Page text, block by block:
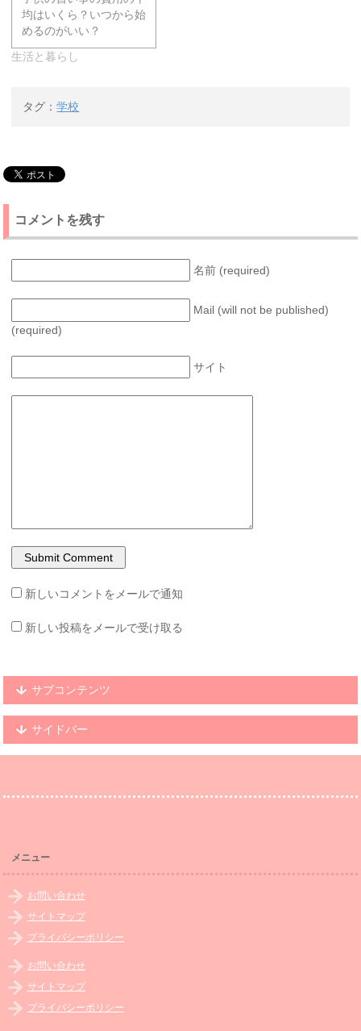
均はいくら？いつから始
めるのがいい？
生活と暮らし
タグ：学校
コメントを残す
名前 (required)
Mail (will not be published)
(required)
サイト
新しいコメントをメールで通知
新しい投稿をメールで受け取る
サブコンテンツ
サイドバー
メニュー
お問い合わせ
サイトマップ
プライバシーポリシー
お問い合わせ
サイトマップ
プライバシーポリシー